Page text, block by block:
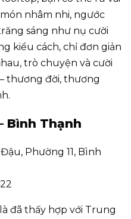
nhâm nhi, ngước
sáng như nụ cười
kiểu cách, chỉ đơn giản
trò chuyện và cười
thương đời, thương
Bình Thạnh
Phường 11, Bình
đã thấy hợp với Trung